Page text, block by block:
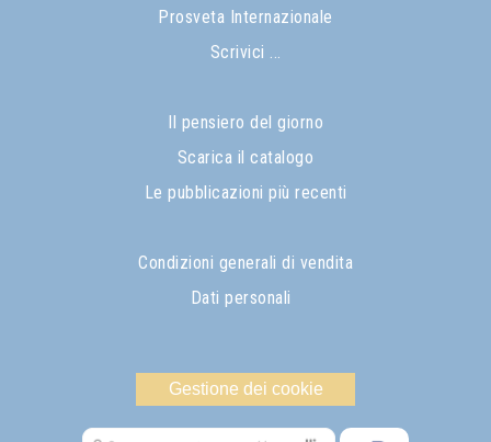
Prosveta Internazionale
Scrivici ...
Il pensiero del giorno
Scarica il catalogo
Le pubblicazioni più recenti
Condizioni generali di vendita
Dati personali
Gestione dei cookie